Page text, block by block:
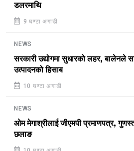
डलरमाथि
9 घण्टा अगाडी
NEWS
सरकारी उद्योगमा सुधारको लहर, बालेनले
उत्पादनको हिसाब
10 घण्टा अगाडी
NEWS
ओम मेगाश्रीलाई जीएमपी प्रमाणपत्र,
छलाङ